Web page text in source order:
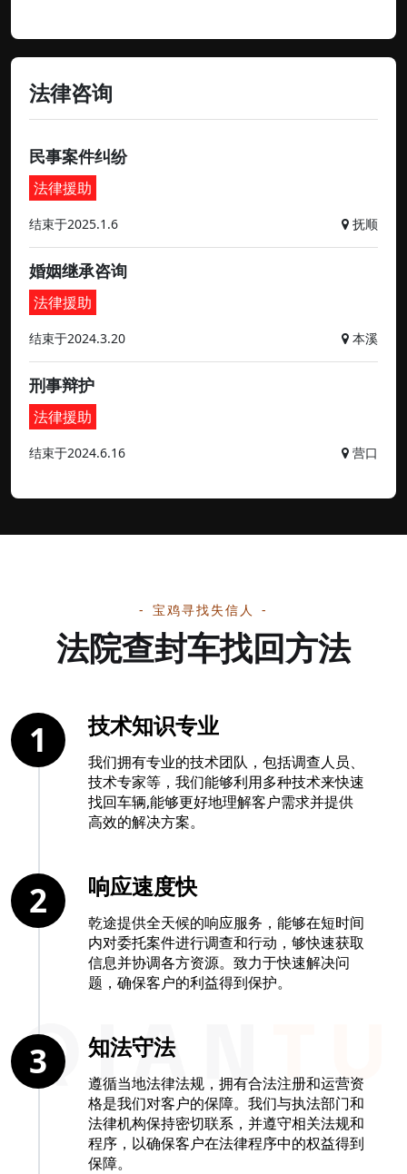
法律咨询
民事案件纠纷
法律援助
结束于2025.1.6 抚顺
婚姻继承咨询
法律援助
结束于2024.3.20 本溪
刑事辩护
法律援助
结束于2024.6.16 营口
宝鸡寻找失信人
法院查封车找回方法
技术知识专业
我们拥有专业的技术团队，包括调查人员、
技术专家等，我们能够利用多种技术来快速
找回车辆,能够更好地理解客户需求并提供
高效的解决方案。
1
响应速度快
乾途提供全天候的响应服务，能够在短时间
内对委托案件进行调查和行动，够快速获取
信息并协调各方资源。致力于快速解决问
题，确保客户的利益得到保护。
2
知法守法
遵循当地法律法规，拥有合法注册和运营资
格是我们对客户的保障。我们与执法部门和
法律机构保持密切联系，并遵守相关法规和
程序，以确保客户在法律程序中的权益得到
保障。
3